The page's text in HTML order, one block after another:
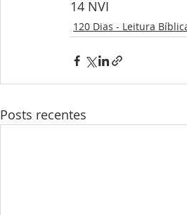
14 NVI
120 Dias - Leitura
Posts recentes